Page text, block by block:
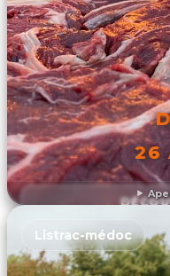
26
Listrac-médoc